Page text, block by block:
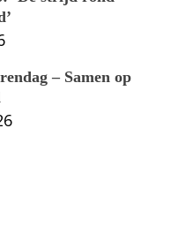
– Samen op